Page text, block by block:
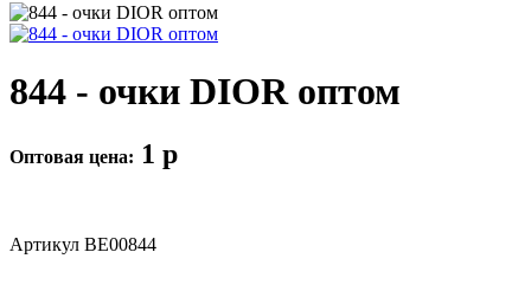
844 - очки DIOR оптом
Оптовая цена: 1 p
Артикул BE00844